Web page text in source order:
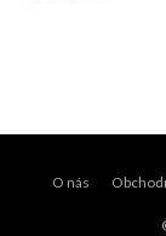
O nás